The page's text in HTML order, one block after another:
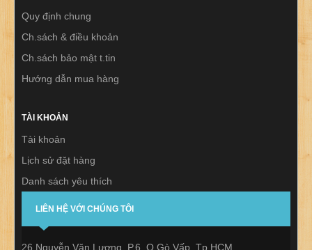
Quy định chung
Ch.sách & điều khoản
Ch.sách bảo mật t.tin
Hướng dẫn mua hàng
TÀI KHOẢN
Tài khoản
Lịch sử đặt hàng
Danh sách yêu thích
Thư báo
LIÊN HỆ VỚI CHÚNG TÔI
26 Nguyễn Văn Lượng, P.6, Q.Gò Vấp, Tp.HCM